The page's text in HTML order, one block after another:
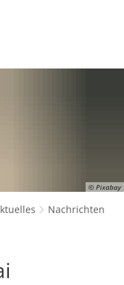
© Pixabay
Nachrichten